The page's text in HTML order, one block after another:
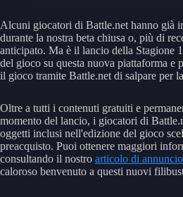
Alcuni giocatori di Battle.net hanno già
durante la nostra beta chiusa o, più di
anticipato. Ma è il lancio della Stagione
del gioco su questa nuova piattaforma e
il gioco tramite Battle.net di salpare per
Oltre a tutti i contenuti gratuiti e
momento del lancio, i giocatori di
oggetti inclusi nell'edizione del gioco
preacquisto. Puoi ottenere maggiori
consultando il nostro articolo di annuncio
caloroso benvenuto a questi nuovi